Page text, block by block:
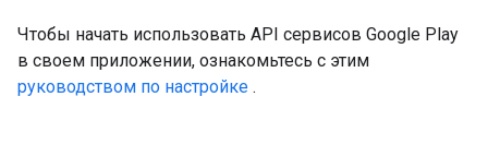
Чтобы начать использовать API сервисов Google Play
в своем приложении, ознакомьтесь с этим
руководством по настройке .